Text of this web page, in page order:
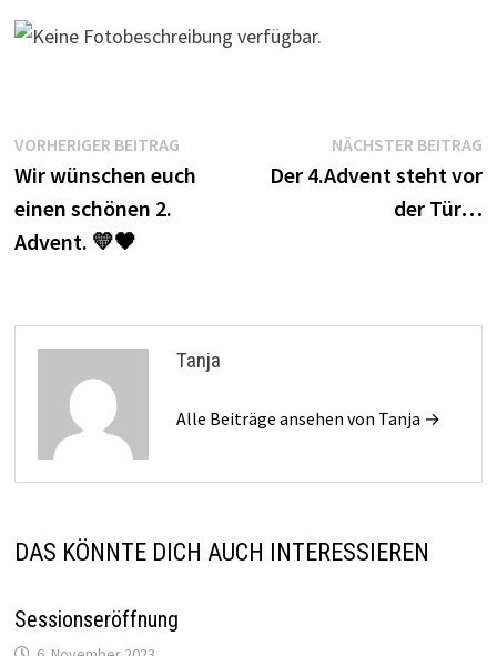
Beitragsnavigation
VORHERIGER BEITRAGVorheriger
Beitrag:
Wir wünschen euch
einen schönen 2.
Advent. 💛🖤
NÄCHSTER BEITRAG
Der 4.Advent steht vor
der Tür…
Tanja
Alle Beiträge ansehen von Tanja →
DAS KÖNNTE DICH AUCH INTERESSIEREN
Sessionseröffnung